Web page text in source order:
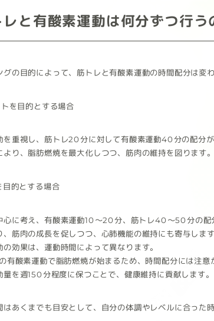
レと有酸素運動は何分ずつ行う
グの目的によって、筋トレと有酸素運動の時間配分は変わ
を目的とする場合
を重視し、筋トレ20分に対して有酸素運動40分の配分が
より、脂肪燃焼を最大化しつつ、筋肉の維持を図ります。
目的とする場合
心に考え、有酸素運動10～20分、筋トレ40～50分の配
、筋肉の成長を促しつつ、心肺機能の維持にも寄与します
の効果は、運動時間によって異なります。
有酸素運動で脂肪燃焼が始まるため、時間配分には注意
量を週150分程度に保つことで、健康維持に貢献します。
はあくまでも目安として、自分の体調やレベルに合った